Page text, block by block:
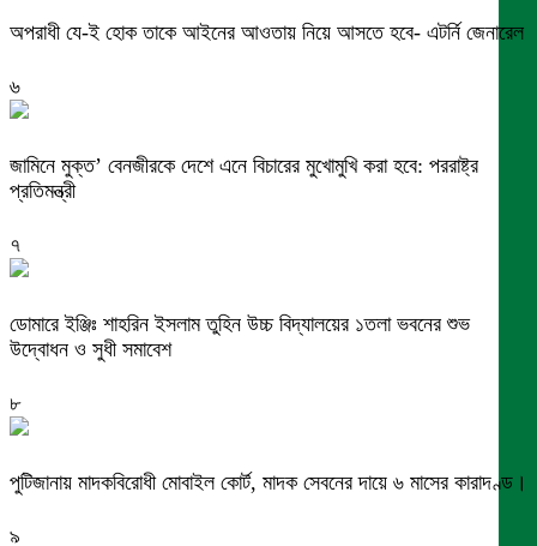
অপরাধী যে-ই হোক তাকে আইনের আওতায় নিয়ে আসতে হবে- এটর্নি জেনারেল
৬
জামিনে মুক্ত’ বেনজীরকে দেশে এনে বিচারের মুখোমুখি করা হবে: পররাষ্ট্র
প্রতিমন্ত্রী
৭
ডোমারে ইঞ্জিঃ শাহরিন ইসলাম তুহিন উচ্চ বিদ্যালয়ের ১তলা ভবনের শুভ
উদ্বোধন ও সুধী সমাবেশ
৮
পুটিজানায় মাদকবিরোধী মোবাইল কোর্ট, মাদক সেবনের দায়ে ৬ মাসের কারাদণ্ড।
৯